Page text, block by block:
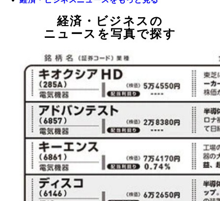
経済・ビジネスの
ニュースを写真で探す